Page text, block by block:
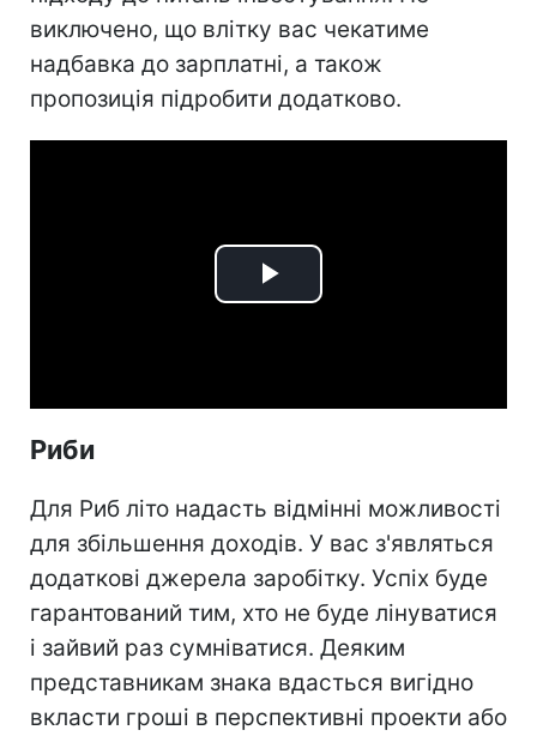
виключено, що влітку вас чекатиме
надбавка до зарплатні, а також
пропозиція підробити додатково.
Play
Риби
Для Риб літо надасть відмінні можливості
для збільшення доходів. У вас з'являться
додаткові джерела заробітку. Успіх буде
гарантований тим, хто не буде лінуватися
і зайвий раз сумніватися. Деяким
представникам знака вдасться вигідно
вкласти гроші в перспективні проекти або